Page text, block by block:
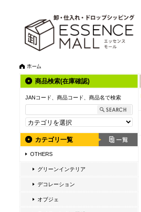
商品検索(在庫確認)
JANコード、商品コード、商品名で検索
カテゴリ一覧
OTHERS
グリーンインテリア
デコレーション
オブジェ